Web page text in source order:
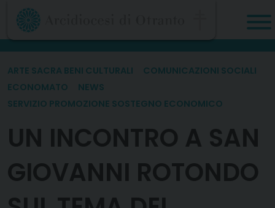
Skip
content
ARTE SACRA BENI CULTURALI
COMUNICAZIONI SOCIALI
ECONOMATO
NEWS
SERVIZIO PROMOZIONE SOSTEGNO ECONOMICO
UN INCONTRO A SAN
GIOVANNI ROTONDO